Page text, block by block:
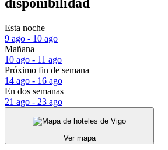
Esta noche
9 ago - 10 ago
Mañana
10 ago - 11 ago
Próximo fin de semana
14 ago - 16 ago
En dos semanas
21 ago - 23 ago
Ver mapa